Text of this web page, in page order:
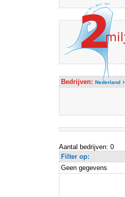
Bedrijven: Nederland›
Aantal bedrijven: 0
Filter op:
Geen gegevens